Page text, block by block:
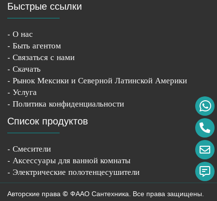
Быстрые ссылки
- О нас
- Быть агентом
- Связаться с нами
- Скачать
- Рынок Мексики и Северной Латинской Америки
- Услуга
- Политика конфиденциальности
Список продуктов
- Смесители
- Аксессуары для ванной комнаты
- Электрические полотенцесушители
Авторские права © ФААО Сантехника. Все права защищены.